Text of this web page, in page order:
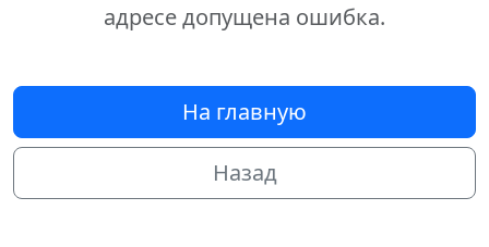
адресе допущена ошибка.
На главную
Назад